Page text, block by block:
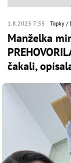
1.8.2025 7:55 Topky
Manželka
čakali,